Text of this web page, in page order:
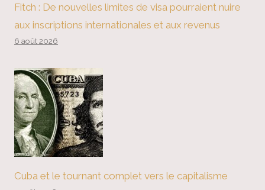
Fitch : De nouvelles limites de visa pourraient nuire
aux inscriptions internationales et aux revenus
6 août 2026
Cuba et le tournant complet vers le capitalisme